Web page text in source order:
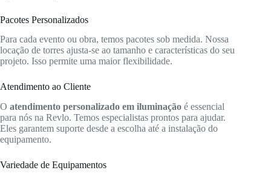
Pacotes Personalizados
Para cada evento ou obra, temos pacotes sob medida. Nossa
locação de torres ajusta-se ao tamanho e características do seu
projeto. Isso permite uma maior flexibilidade.
Atendimento ao Cliente
O atendimento personalizado em iluminação é essencial
para nós na Revlo. Temos especialistas prontos para ajudar.
Eles garantem suporte desde a escolha até a instalação do
equipamento.
Variedade de Equipamentos